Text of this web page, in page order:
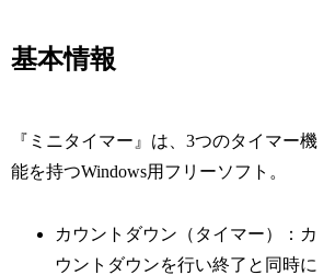
基本情報
『ミニタイマー』は、3つのタイマー機
能を持つWindows用フリーソフト。
カウントダウン（タイマー）：カ
ウントダウンを行い終了と同時に